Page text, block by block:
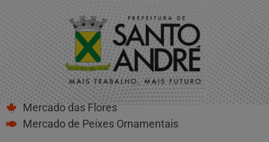
Mercado das Flores
Mercado de Peixes Ornamentais